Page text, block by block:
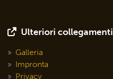
Ulteriori collegamenti
Galleria
Impronta
Privacy